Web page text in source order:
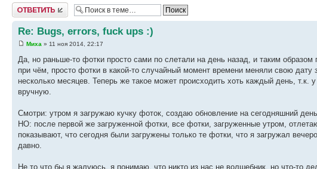
Ответить
Re: Bugs, errors, fuck ups :)
Миха » 11 ноя 2014, 22:17
Да, но раньше-то фотки просто сами по слетали на день назад, и таким
при чём, просто фотки в какой-то случайный момент времени меняли свою дату
несколько месяцев. Теперь же такое может происходить хоть каждый день,
вручную.
Смотри: утром я загружаю кучку фоток, создаю обновление на сегодняшний
НО: после первой же загруженной фотки, все фотки, загруженные утром,
показывают, что сегодня были загружены только те фотки, что я загружал
давно.
Не то что бы я жалуюсь, я понимаю, что никто из нас не волшебник, но что-то